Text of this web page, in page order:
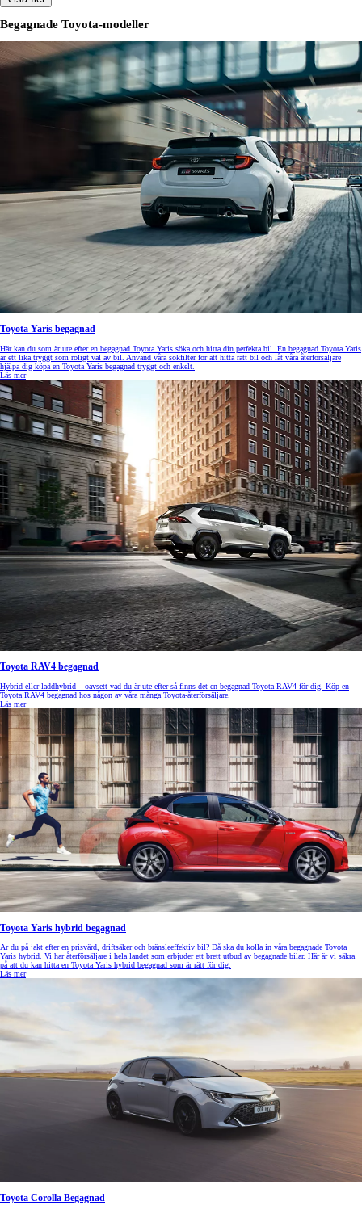
Begagnade Toyota-modeller
Toyota Yaris begagnad
Här kan du som är ute efter en begagnad Toyota Yaris söka och hitta din perfekta bil. En begagnad Toyota Yaris
är ett lika tryggt som roligt val av bil. Använd våra sökfilter för att hitta rätt bil och låt våra återförsäljare
hjälpa dig köpa en Toyota Yaris begagnad tryggt och enkelt.
Läs mer
Toyota RAV4 begagnad
Hybrid eller laddhybrid – oavsett vad du är ute efter så finns det en begagnad Toyota RAV4 för dig. Köp en
Toyota RAV4 begagnad hos någon av våra många Toyota-återförsäljare.
Läs mer
Toyota Yaris hybrid begagnad
Är du på jakt efter en prisvärd, driftsäker och bränsleeffektiv bil? Då ska du kolla in våra begagnade Toyota
Yaris hybrid. Vi har återförsäljare i hela landet som erbjuder ett brett utbud av begagnade bilar. Här är vi säkra
på att du kan hitta en Toyota Yaris hybrid begagnad som är rätt för dig.
Läs mer
Toyota Corolla Begagnad